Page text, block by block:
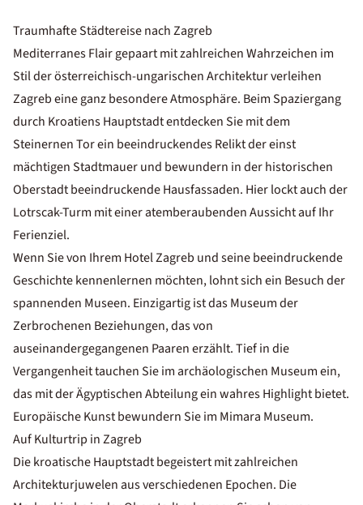
Traumhafte Städtereise nach Zagreb
Mediterranes Flair gepaart mit zahlreichen Wahrzeichen im
Stil der österreichisch-ungarischen Architektur verleihen
Zagreb eine ganz besondere Atmosphäre. Beim Spaziergang
durch Kroatiens Hauptstadt entdecken Sie mit dem
Steinernen Tor ein beeindruckendes Relikt der einst
mächtigen Stadtmauer und bewundern in der historischen
Oberstadt beeindruckende Hausfassaden. Hier lockt auch der
Lotrscak-Turm mit einer atemberaubenden Aussicht auf Ihr
Ferienziel.
Wenn Sie von Ihrem Hotel Zagreb und seine beeindruckende
Geschichte kennenlernen möchten, lohnt sich ein Besuch der
spannenden Museen. Einzigartig ist das Museum der
Zerbrochenen Beziehungen, das von
auseinandergegangenen Paaren erzählt. Tief in die
Vergangenheit tauchen Sie im archäologischen Museum ein,
das mit der Ägyptischen Abteilung ein wahres Highlight bietet.
Europäische Kunst bewundern Sie im Mimara Museum.
Auf Kulturtrip in Zagreb
Die kroatische Hauptstadt begeistert mit zahlreichen
Architekturjuwelen aus verschiedenen Epochen. Die